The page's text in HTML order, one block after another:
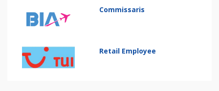
Commissaris
Retail Employee